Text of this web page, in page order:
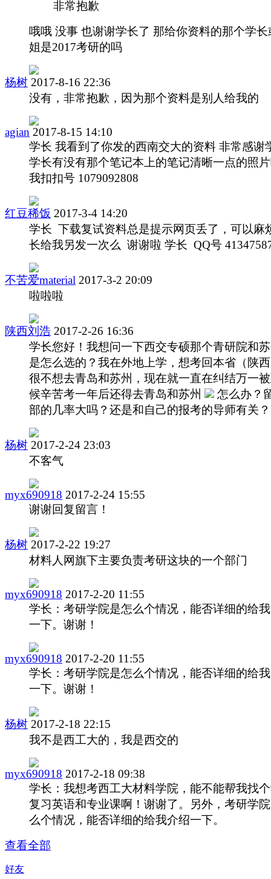
非常抱歉
哦哦 没事 也谢谢学长了 那给你资料的那个学长
姐是2017考研的吗
杨树 2017-8-16 22:36
没有，非常抱歉，因为那个资料是别人给我的
agian 2017-8-15 14:10
学长 我看到了你发的西南交大的资料 非常感谢
学长有没有那个笔记本上的笔记清晰一点的照
我扣扣号 1079092808
红豆稀饭 2017-3-4 14:20
学长 下载复试资料总是提示网页丢了，可以麻
长给我另发一次么 谢谢啦 学长 QQ号
不苦爱material 2017-3-2 20:09
啦啦啦
陕西刘浩 2017-2-26 16:36
学长您好！我想问一下西交专硕那个青研院和
是怎么选的？我在外地上学，想考回本省（陕
很不想去青岛和苏州，现在就一直在纠结万一
候辛苦考一年后还得去青岛和苏州
怎么办？
部的几率大吗？还是和自己的报考的导师有关？
杨树 2017-2-24 23:03
不客气
myx690918 2017-2-24 15:55
谢谢回复留言！
杨树 2017-2-22 19:27
材料人网旗下主要负责考研这块的一个部门
myx690918 2017-2-20 11:55
学长：考研学院是怎么个情况，能否详细的给
一下。谢谢！
myx690918 2017-2-20 11:55
学长：考研学院是怎么个情况，能否详细的给
一下。谢谢！
杨树 2017-2-18 22:15
我不是西工大的，我是西交的
myx690918 2017-2-18 09:38
学长：我想考西工大材料学院，能不能帮我找
复习英语和专业课啊！谢谢了。另外，考研学
么个情况，能否详细的给我介绍一下。
查看全部
好友